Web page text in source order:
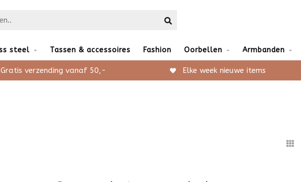
steel Tassen & accessoires Fashion Oorbellen Armbanden
Gratis verzending vanaf 50,- Elke week nieuwe items